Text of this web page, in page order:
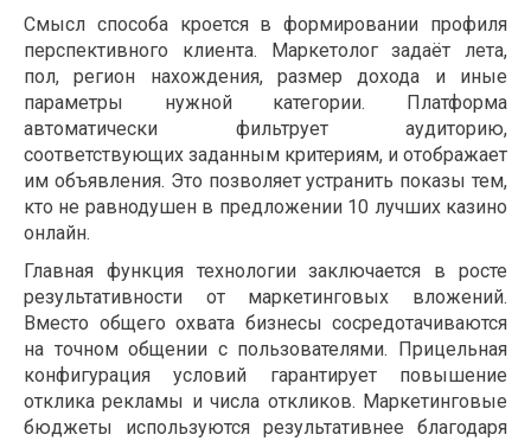
Смысл способа кроется в формировании профиля
перспективного клиента. Маркетолог задаёт лета,
пол, регион нахождения, размер дохода и иные
параметры нужной категории. Платформа
автоматически фильтрует аудиторию,
соответствующих заданным критериям, и отображает
им объявления. Это позволяет устранить показы тем,
кто не равнодушен в предложении 10 лучших казино
онлайн.
Главная функция технологии заключается в росте
результативности от маркетинговых вложений.
Вместо общего охвата бизнесы сосредотачиваются
на точном общении с пользователями. Прицельная
конфигурация условий гарантирует повышение
отклика рекламы и числа откликов. Маркетинговые
бюджеты используются результативнее благодаря